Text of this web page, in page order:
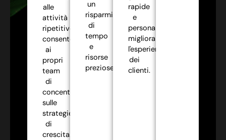
alle
attività
ripetitive,
consentendo
ai
propri
team
di
concentrarsi
sulle
strategie
di
crescita.
un
risparmio
di
tempo
e
risorse
preziose.
rapide
e
personalizzate,
migliorando
l'esperienza
dei
clienti.